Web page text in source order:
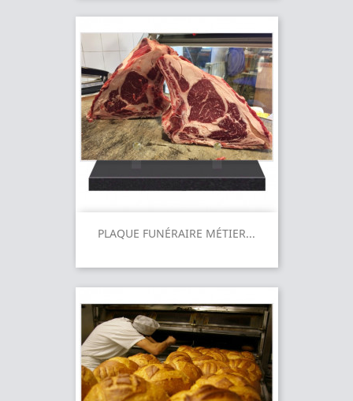
PLAQUE FUNÉRAIRE MÉTIER...